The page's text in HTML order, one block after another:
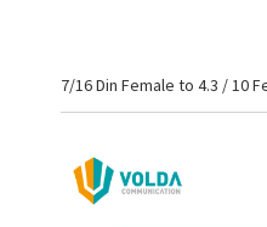
7/16 Din Female to 4.3 / 10